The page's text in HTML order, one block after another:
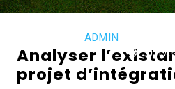
ADMIN
0
Analyser
projet